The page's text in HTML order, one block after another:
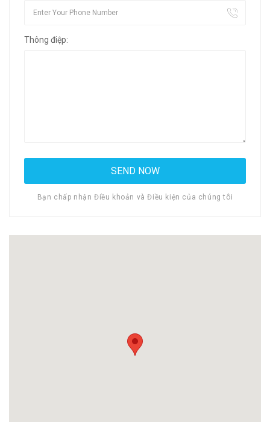
Thông điệp:
Bạn chấp nhận Điều khoản và Điều kiện của chúng tôi